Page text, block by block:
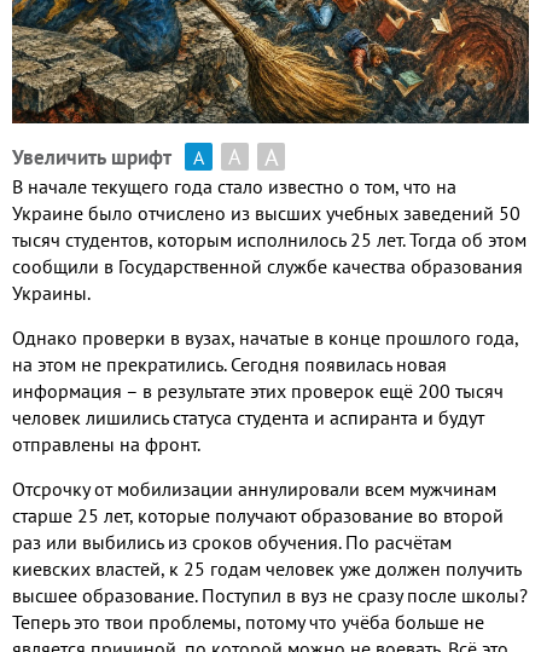
Увеличить шрифт А А А
В начале текущего года стало известно о том, что на
Украине было отчислено из высших учебных заведений 50
тысяч студентов, которым исполнилось 25 лет. Тогда об этом
сообщили в Государственной службе качества образования
Украины.
Однако проверки в вузах, начатые в конце прошлого года,
на этом не прекратились. Сегодня появилась новая
информация – в результате этих проверок ещё 200 тысяч
человек лишились статуса студента и аспиранта и будут
отправлены на фронт.
Отсрочку от мобилизации аннулировали всем мужчинам
старше 25 лет, которые получают образование во второй
раз или выбились из сроков обучения. По расчётам
киевских властей, к 25 годам человек уже должен получить
высшее образование. Поступил в вуз не сразу после школы?
Теперь это твои проблемы, потому что учёба больше не